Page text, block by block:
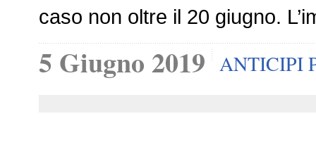
caso non oltre il 20 giugno.
5 Giugno 2019 ANTICIPI